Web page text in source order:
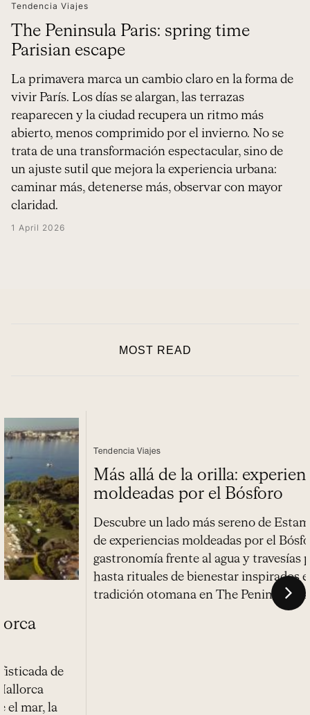
Tendencia Viajes
The Peninsula Paris: spring time
Parisian escape
La primavera marca un cambio claro en la forma de
vivir París. Los días se alargan, las terrazas
reaparecen y la ciudad recupera un ritmo más
abierto, menos comprimido por el invierno. No se
trata de una transformación espectacular, sino de
un ajuste sutil que mejora la experiencia urbana:
caminar más, detenerse más, observar con mayor
claridad.
1 April 2026
MOST READ
Más allá de la orilla: experiencias
Descubre un lado más sereno de Estambul a través
de experiencias moldeadas por el Bósforo, desde
gastronomía frente al agua y travesías privadas